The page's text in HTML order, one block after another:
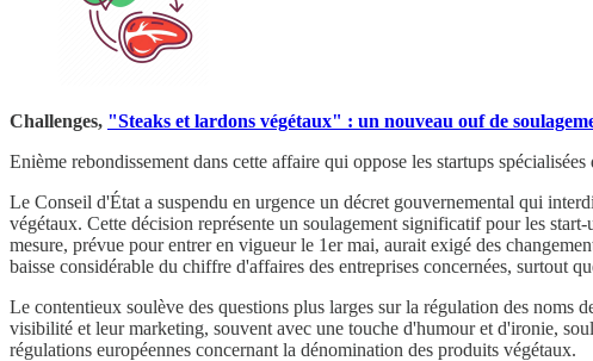
Challenges, "Steaks et lardons végétaux" : un nouveau ouf de
Enième rebondissement dans cette affaire qui oppose les startups
Le Conseil d'État a suspendu en urgence un décret gouvernemental qui
végétaux. Cette décision représente un soulagement significatif pour les
mesure, prévue pour entrer en vigueur le 1er mai, aurait exigé des
baisse considérable du chiffre d'affaires des entreprises concernées, surtout
Le contentieux soulève des questions plus larges sur la régulation des noms
visibilité et leur marketing, souvent avec une touche d'humour et d'ironie,
régulations européennes concernant la dénomination des produits végétaux.